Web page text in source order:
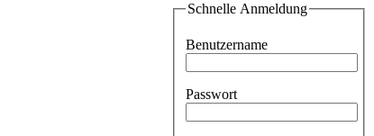
Schnelle Anmeldung
Benutzername
Passwort